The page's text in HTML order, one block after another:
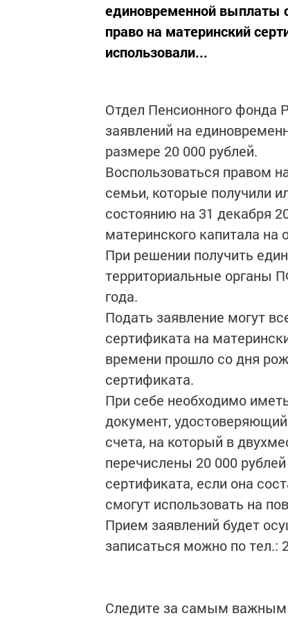
единовременной выплаты
право на материнский
использовали...
Отдел Пенсионного
заявлений на
размере 20 000 рублей.
Воспользоваться правом
семьи, которые получили
состоянию на 31 декабря
материнского капитала на
При решении получить
территориальные органы
года.
Подать заявление могут
сертификата на
времени прошло со дня
сертификата.
При себе необходимо
документ,
счета, на который в
перечислены 20 000
сертификата, если она
смогут использовать на
Прием заявлений будет
записаться можно по тел.:
Следите за самым